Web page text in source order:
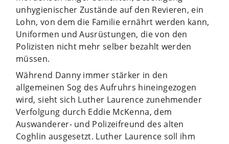
unhygienischer Zustände auf den Revieren, ein
Lohn, von dem die Familie ernährt werden kann,
Uniformen und Ausrüstungen, die von den
Polizisten nicht mehr selber bezahlt werden
müssen.
Während Danny immer stärker in den
allgemeinen Sog des Aufruhrs hineingezogen
wird, sieht sich Luther Laurence zunehmender
Verfolgung durch Eddie McKenna, dem
Auswanderer- und Polizeifreund des alten
Coghlin ausgesetzt. Luther Laurence soll ihm